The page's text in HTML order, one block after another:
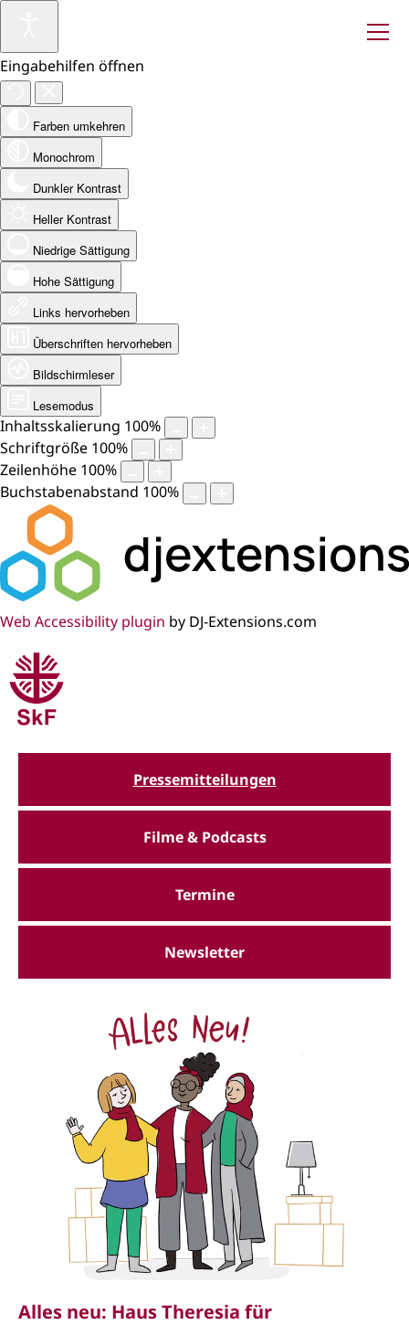
Eingabehilfen öffnen
Farben umkehren
Monochrom
Dunkler Kontrast
Heller Kontrast
Niedrige Sättigung
Hohe Sättigung
Links hervorheben
Überschriften hervorheben
Bildschirmleser
Lesemodus
Inhaltsskalierung 100%
Schriftgröße 100%
Zeilenhöhe 100%
Buchstabenabstand 100%
Web Accessibility plugin by DJ-Extensions.com
Pressemitteilungen
Filme & Podcasts
Termine
Newsletter
Alles neu: Haus Theresia für